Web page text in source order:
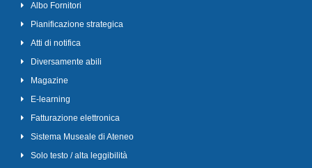
Albo Fornitori
Pianificazione strategica
Atti di notifica
Diversamente abili
Magazine
E-learning
Fatturazione elettronica
Sistema Museale di Ateneo
Solo testo / alta leggibilità